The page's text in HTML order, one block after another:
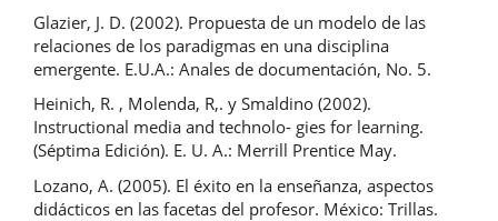
Glazier, J. D. (2002). Propuesta de un modelo de las
relaciones de los paradigmas en una disciplina
emergente. E.U.A.: Anales de documentación, No. 5.
Heinich, R. , Molenda, R,. y Smaldino (2002).
Instructional media and technolo- gies for learning.
(Séptima Edición). E. U. A.: Merrill Prentice May.
Lozano, A. (2005). El éxito en la enseñanza, aspectos
didácticos en las facetas del profesor. México: Trillas.